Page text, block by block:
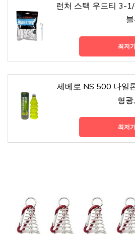
런처 스택 우드티 3-
최저
세베로 NS 500 나일
형광
최저